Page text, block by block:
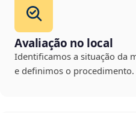
Avaliação no local
Identificamos a situação da
e definimos o procedimento.